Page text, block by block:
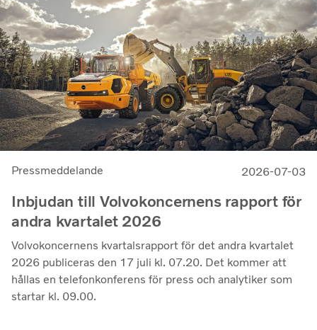
till 14,8 miljarder kronor (13,5), med en justerad
rörelsemarginal på 11,7%, upp från 11,0% under andra
kvartalet 2025, en utveckling som visar vår förmåga att
generera bra resultat genom konjunkturcykeln”, säger
Martin Lundstedt, vd och koncernchef.
Pressmeddelande 2026-07-03
Inbjudan till Volvokoncernens rapport för
andra kvartalet 2026
Volvokoncernens kvartalsrapport för det andra kvartalet
2026 publiceras den 17 juli kl. 07.20. Det kommer att
hållas en telefonkonferens för press och analytiker som
startar kl. 09.00.